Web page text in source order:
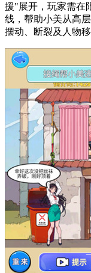
援"展开，玩家需在
线，帮助小美从高
摆动、断裂及人物